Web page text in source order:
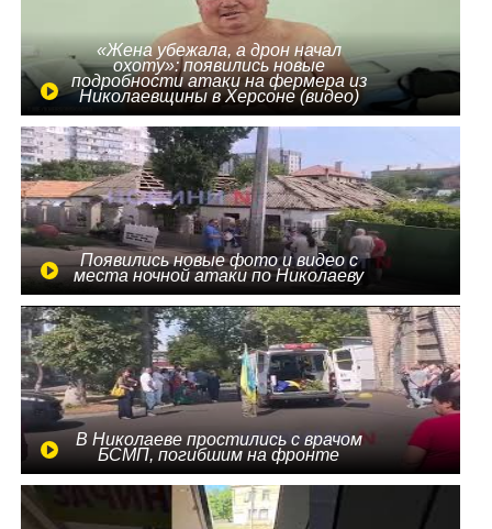
«Жена убежала, а дрон начал
охоту»: появились новые
подробности атаки на фермера из
Николаевщины в Херсоне (видео)
Появились новые фото и видео с
места ночной атаки по Николаеву
В Николаеве простились с врачом
БСМП, погибшим на фронте